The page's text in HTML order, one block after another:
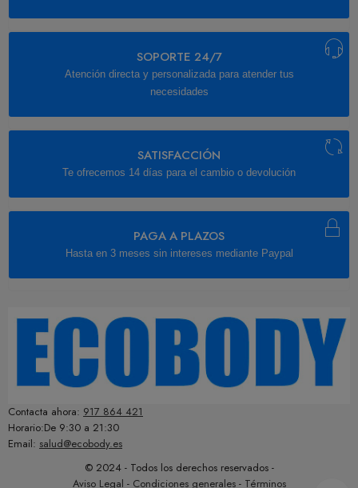
SOPORTE 24/7
Atención directa y personalizada para atender tus
necesidades
SATISFACCIÓN
Te ofrecemos 14 días para el cambio o devolución
PAGA A PLAZOS
Hasta en 3 meses sin intereses mediante Paypal
Contacta ahora: 917 864 421
Horario:De 9:30 a 21:30
Email: salud@ecobody.es
© 2024 - Todos los derechos reservados -
Aviso Legal - Condiciones generales- Términos